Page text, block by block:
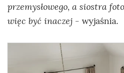
przemysłowego, a siostra
więc być inaczej - wyjaśnia.